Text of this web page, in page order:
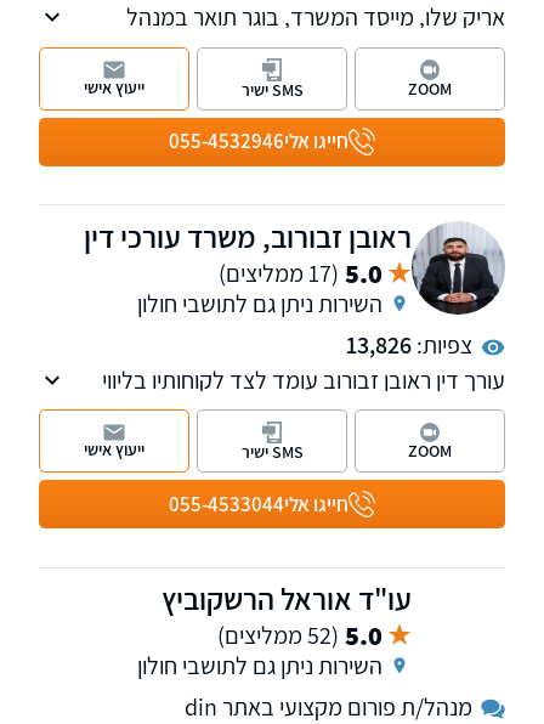
אריק שלו, מייסד המשרד, בוגר תואר במנהל
עסקים במימון בהצטיינות ותואר שני מאוניברסיטת
תל אביב, עוסק בנזיקין ודיני העבודה, טיפול
בתאונות עבודה, תאונות דרכים, רשלנות רפואית,
קצין תגמולים, ייצוג עובדים ומעסיקים בשלל
הערכאות הרלוונטיות בתביעות שכר וזכויות
חייגו אלי055-4532946
ZOOM SMS ישיר ייעוץ אישי
ראובן זבורוב, משרד עורכי דין
5.0 (17 ממליצים)
השירות ניתן גם לתושבי חולון
צפיות:13,826
עורך דין ראובן זבורוב עומד לצד לקוחותיו בליווי
משפטי אישי, מוקפד ודיסקרטי, בשילוב ניסיון,
חשיבה מדויקת ומחויבות מלאה לכל אדם ולכל תיק
חייגו אלי055-4533044
ZOOM SMS ישיר ייעוץ אישי
עו"ד אוראל הרשקוביץ
5.0 (52 ממליצים)
השירות ניתן גם לתושבי חולון
מנהל/ת פורום מקצועי באתר din